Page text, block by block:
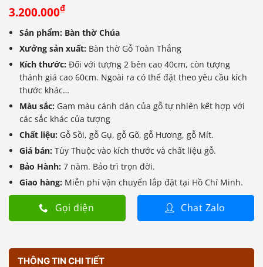
5trên 5
dựa trên
4
3.200.000₫
Sản phẩm: Bàn thờ Chúa
Xưởng sản xuất: Bàn thờ Gỗ Toàn Thắng
Kích thước: Đối với tượng 2 bên cao 40cm, còn tượng
thánh giá cao 60cm. Ngoài ra có thể đặt theo yêu cầu kích
thước khác…
Màu sắc: Gam màu cánh dán của gỗ tự nhiên kết hợp với
các sắc khác của tượng
Chất liệu: Gỗ Sồi, gỗ Gụ, gỗ Gõ, gỗ Hương, gỗ Mít.
Giá bán: Tùy Thuộc vào kích thước và chất liệu gỗ.
Bảo Hành: 7 năm. Bảo trì trọn đời.
Giao hàng: Miễn phí vận chuyển lắp đặt tại Hồ Chí Minh.
Gọi điện Chat Zalo
THÔNG TIN CHI TIẾT